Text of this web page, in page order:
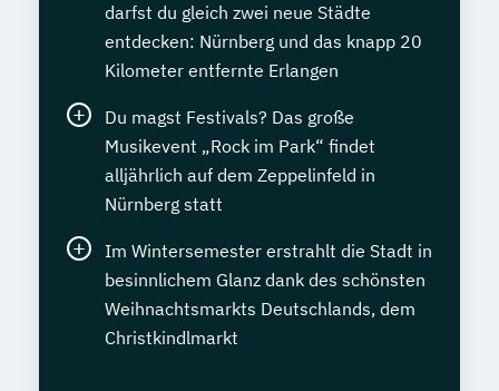
darfst du gleich zwei neue Städte
entdecken: Nürnberg und das knapp 20
Kilometer entfernte Erlangen
Du magst Festivals? Das große
Musikevent „Rock im Park“ findet
alljährlich auf dem Zeppelinfeld in
Nürnberg statt
Im Wintersemester erstrahlt die Stadt in
besinnlichem Glanz dank des schönsten
Weihnachtsmarkts Deutschlands, dem
Christkindlmarkt